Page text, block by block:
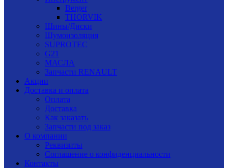
Berger
THORVIK
Шины/Диски
Шумоизоляция
SUPROTEC
G21
МАСЛА
Запчасти RENAULT
Акции
Доставка и оплата
Оплата
Доставка
Как заказать
Запчасти под заказ
О компании
Реквизиты
Соглашение о конфиденциальности
Контакты